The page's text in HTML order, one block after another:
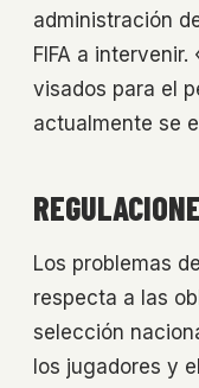
administración
FIFA a
visados para el
actualmente se
Los problemas
respecta a las
selección
los jugadores y